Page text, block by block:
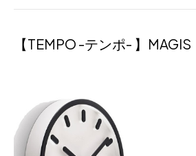
【TEMPO -テンポ- 】MAGIS